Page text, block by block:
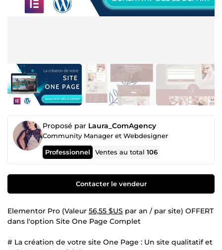
Proposé par Laura_ComAgency
Community Manager et Webdesigner
Professionnel Ventes au total106
Contacter le vendeur
Elementor Pro (Valeur 56,55 $US par an / par site) OFFERT
dans l'option Site One Page Complet
# La création de votre site One Page : Un site qualitatif et